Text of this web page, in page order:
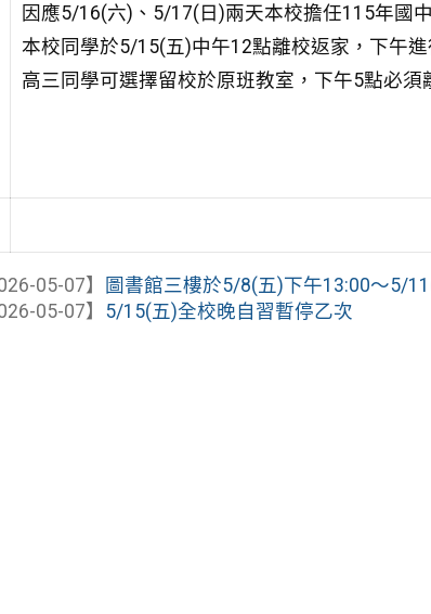
因應5/16(六)、5/17(日)兩天本校擔任115年國
本校同學於5/15(五)中午12點離校返家，下午進
高三同學可選擇留校於原班教室，下午5點必須
05-07】 圖書館三樓於5/8(五)下午13:00～5/
05-07】 5/15(五)全校晚自習暫停乙次